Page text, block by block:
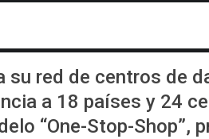
su red de centros de
a 18 países y 24
“One-Stop-Shop”,